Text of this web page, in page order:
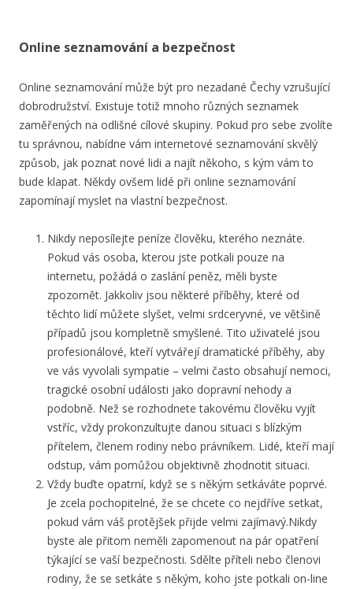
Online seznamování a bezpečnost
Online seznamování může být pro nezadané Čechy vzrušující
dobrodružství. Existuje totiž mnoho různých seznamek
zaměřených na odlišné cílové skupiny. Pokud pro sebe zvolíte
tu správnou, nabídne vám internetové seznamování skvělý
způsob, jak poznat nové lidi a najít někoho, s kým vám to
bude klapat. Někdy ovšem lidé při online seznamování
zapomínají myslet na vlastní bezpečnost.
Nikdy neposílejte peníze člověku, kterého neznáte.
Pokud vás osoba, kterou jste potkali pouze na
internetu, požádá o zaslání peněz, měli byste
zpozornět. Jakkoliv jsou některé příběhy, které od
těchto lidí můžete slyšet, velmi srdceryvné, ve většině
případů jsou kompletně smyšlené. Tito uživatelé jsou
profesionálové, kteří vytvářejí dramatické příběhy, aby
ve vás vyvolali sympatie – velmi často obsahují nemoci,
tragické osobní události jako dopravní nehody a
podobně. Než se rozhodnete takovému člověku vyjít
vstříc, vždy prokonzultujte danou situaci s blízkým
přítelem, členem rodiny nebo právníkem. Lidé, kteří mají
odstup, vám pomůžou objektivně zhodnotit situaci.
Vždy buďte opatrní, když se s někým setkáváte poprvé.
Je zcela pochopitelné, že se chcete co nejdříve setkat,
pokud vám váš protějšek přijde velmi zajímavý.Nikdy
byste ale přitom neměli zapomenout na pár opatření
týkající se vaší bezpečnosti. Sdělte příteli nebo členovi
rodiny, že se setkáte s někým, koho jste potkali on-line